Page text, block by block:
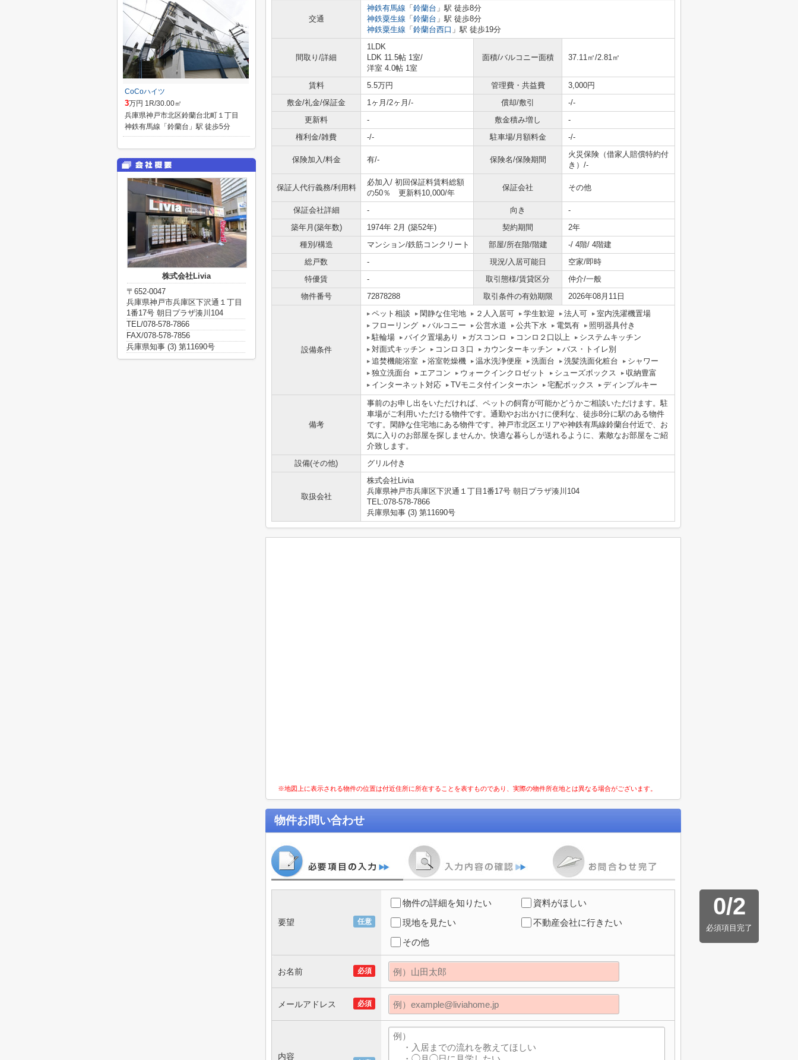
交通
神鉄有馬線 「 鈴蘭台 」駅 徒歩8分
神鉄粟生線 「 鈴蘭台 」駅 徒歩8分
神鉄粟生線 「 鈴蘭台西口 」駅 徒歩19分
間取り/詳細
1LDK
LDK 11.5帖 1室/
洋室 4.0帖 1室
面積/バルコニー面積 37.11㎡/2.81㎡
賃料 5.5万円 管理費・共益費
3,000円
敷金/礼金/保証金
1ヶ月/2ヶ月/- 償却/敷引
-/-
更新料
- 敷金積み増し
-
権利金/雑費
-/- 駐車場/月額料金 -/-
保険加入/料金 有/- 保険名/保険期間
火災保険（借家人賠償特約付
き）/-
保証人代行義務/利用料
必加入/ 初回保証料賃料総額
の50％ 更新料10,000/年
保証会社 その他
保証会社詳細 - 向き
-
築年月(築年数)
1974年 2月 (築52年) 契約期間
2年
種別/構造
マンション/鉄筋コンクリート 部屋/所在階/階建
-/ 4階/ 4階建
総戸数
- 現況/入居可能日
空家/即時
特優賃
- 取引態様/賃貸区分
仲介/一般
物件番号
72878288 取引条件の有効期限 2026年08月11日
設備条件
ペット相談 閑静な住宅地 ２人入居可 学生歓迎 法人可
室内洗濯機置場
フローリング
バルコニー 公営水道 公共下水 電気有
照明器具付き
駐輪場
バイク置場あり ガスコンロ コンロ２口以上
システムキッチン
対面式キッチン
コンロ３口 カウンターキッチン
バス・トイレ別
追焚機能浴室
浴室乾燥機 温水洗浄便座 洗面台 洗髪洗面化粧台
シャワー
独立洗面台
エアコン ウォークインクロゼット シューズボックス
収納豊富
インターネット対応
TVモニタ付インターホン 宅配ボックス ディンプルキー
備考
事前のお申し出をいただければ、ペットの飼育が可能かどうかご相談いただけます。駐
車場がご利用いただける物件です。通勤やお出かけに便利な、徒歩8分に駅のある物件
です。閑静な住宅地にある物件です。神戸市北区エリアや神鉄有馬線鈴蘭台付近で、お
気に入りのお部屋を探しませんか。快適な暮らしが送れるように、素敵なお部屋をご紹
介致します。
設備(その他)
グリル付き
取扱会社
株式会社Livia
兵庫県神戸市兵庫区下沢通１丁目1番17号 朝日プラザ湊川104
TEL:078-578-7866
兵庫県知事 (3) 第11690号
※地図上に表示される物件の位置は付近住所に所在することを表すものであり、実際の物件所在地とは異なる場合がございます。
物件お問い合わせ
0/2
必須項目完了
任意
要望
物件の詳細を知りたい
資料がほしい
現地を見たい
不動産会社に行きたい
その他
必須
お名前
必須
メールアドレス
内容
CoCoハイツ
3万円 1R/30.00㎡
兵庫県神戸市北区鈴蘭台北町１丁目
神鉄有馬線「鈴蘭台」駅 徒歩5分
株式会社Livia
〒652-0047
兵庫県神戸市兵庫区下沢通１丁目
1番17号 朝日プラザ湊川104
TEL/078-578-7866
FAX/078-578-7856
兵庫県知事 (3) 第11690号